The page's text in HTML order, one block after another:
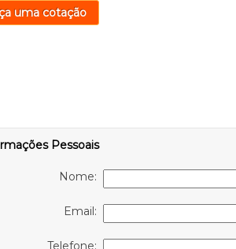
uma cotação
Pessoais
Nome:
Email: